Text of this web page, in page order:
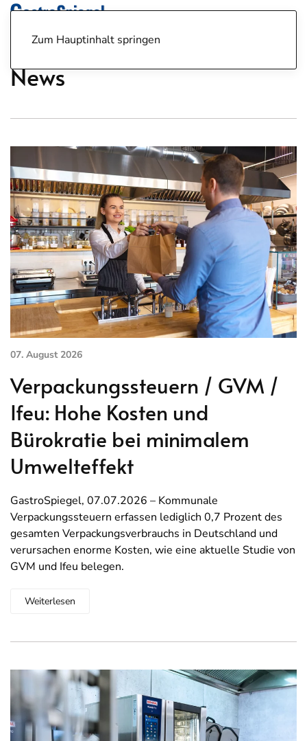
Zum Hauptinhalt springen
News
07. August 2026
Verpackungssteuern / GVM /
Ifeu: Hohe Kosten und
Bürokratie bei minimalem
Umwelteffekt
GastroSpiegel, 07.07.2026 – Kommunale
Verpackungssteuern erfassen lediglich 0,7 Prozent des
gesamten Verpackungsverbrauchs in Deutschland und
verursachen enorme Kosten, wie eine aktuelle Studie von
GVM und Ifeu belegen.
Weiterlesen